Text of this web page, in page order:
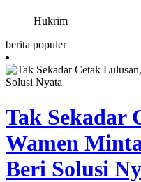
Hukrim
berita populer
Tak Sekadar
Wamen
Beri Solusi